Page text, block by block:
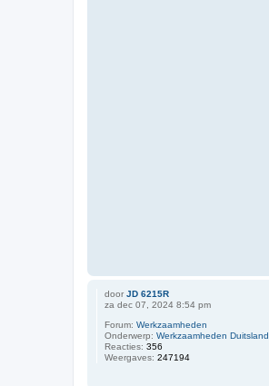
door JD 6215R
za dec 07, 2024 8:54 pm
Forum: Werkzaamheden
Onderwerp: Werkzaamheden Duitsland
Reacties: 356
Weergaves: 247194